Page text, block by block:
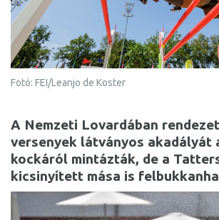
Fotó: FEI/Leanjo de Koster
A Nemzeti Lovardában
versenyek látványos akadályát
kockáról mintázták, de a
kicsinyített mása is